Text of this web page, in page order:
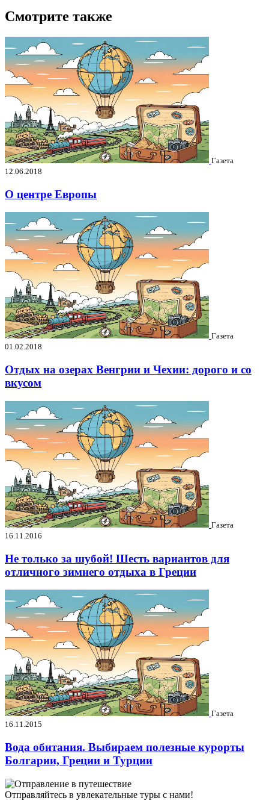
Смотрите также
Газета
12.06.2018
О центре Европы
Газета
01.02.2018
Отдых на озерах Венгрии и Чехии: дорого и со
вкусом
Газета
16.11.2016
Не только за шубой! Шесть вариантов для
отличного зимнего отдыха в Греции
Газета
16.11.2015
Вода обитания. Выбираем полезные курорты
Болгарии, Греции и Турции
Отправляйтесь в увлекательные туры с нами!